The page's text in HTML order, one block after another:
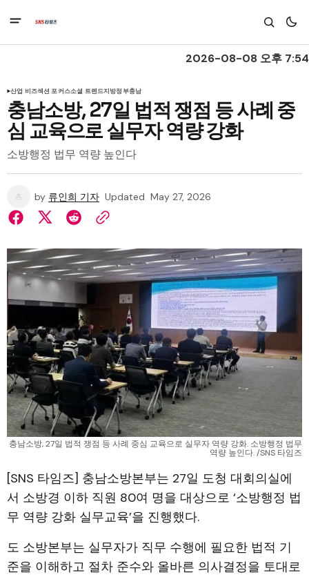
2026-08-08 오후 7:54
산업 비즈섹션 포커스소셜 트렌드지방정부충남
충남소방, 27일 법적 쟁점 등 사례 중
심 교육으로 실무자 역량 강화
소방행정 법무 역량 높인다
by 류인희 기자 Updated May 27, 2026
충남소방, 27일 법적 쟁점 등 사례 중심 교육으로 실무자 역량 강화. 소방행정 법무
역량 높인다. /SNS 타임즈
[SNS 타임즈] 충남소방본부는 27일 도청 대회의실에
서 소방경 이하 직원 80여 명을 대상으로 ‘소방행정 법
무 역량 강화 실무교육’을 진행했다.
도 소방본부는 실무자가 직무 수행에 필요한 법적 기
준을 이해하고 절차 준수와 올바른 의사결정을 토대로